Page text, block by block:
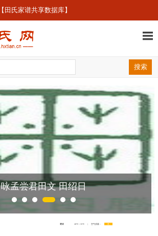
【田氏家谱共享数据库】
咏孟尝君田文 田绍日